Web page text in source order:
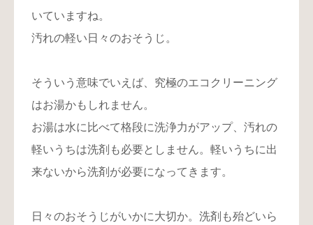
いていますね。
汚れの軽い日々のおそうじ。
そういう意味でいえば、究極のエコクリーニング
はお湯かもしれません。
お湯は水に比べて格段に洗浄力がアップ、汚れの
軽いうちは洗剤も必要としません。軽いうちに出
来ないから洗剤が必要になってきます。
日々のおそうじがいかに大切か。洗剤も殆どいら